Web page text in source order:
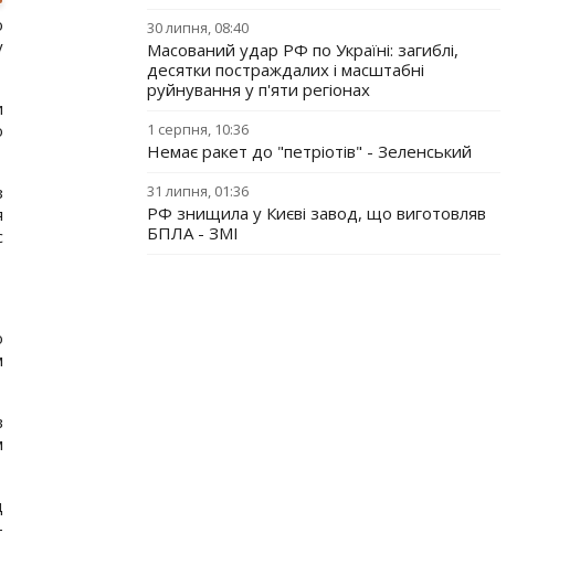
30 липня, 08:40
Масований удар РФ по Україні: загиблі,
десятки постраждалих і масштабні
руйнування у п'яти регіонах
1 серпня, 10:36
Немає ракет до "петріотів" - Зеленський
31 липня, 01:36
РФ знищила у Києві завод, що виготовляв
БПЛА - ЗМІ